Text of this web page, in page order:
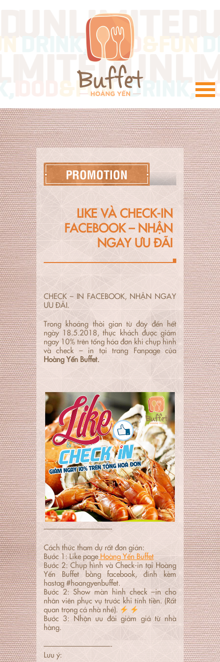
PROMOTION
LIKE VÀ CHECK-IN
FACEBOOK – NHẬN
NGAY ƯU ĐÃI
CHECK – IN FACEBOOK, NHẬN NGAY
ƯU ĐÃI.
Trong khoảng thời gian từ đây đến hết
ngày 18.5.2018, thực khách được giảm
ngay 10% trên tổng hóa đơn khi chụp hình
và check – in tại trang Fanpage của
Hoàng Yến Buffet.
—————————-
Cách thức tham dự rất đơn giản:
Bước 1: Like page Hoàng Yến Buffet
Bước 2: Chụp hình và Check-in tại Hoàng
Yến Buffet bằng facebook, đính kèm
hastag #hoangyenbuffet.
Bước 2: Show màn hình check –in cho
nhân viên phục vụ trước khi tính tiền. (Rất
quan trọng cả nhà nhé).
Bước 3: Nhận ưu đãi giảm giá từ nhà
hàng.
—————————-
Lưu ý: